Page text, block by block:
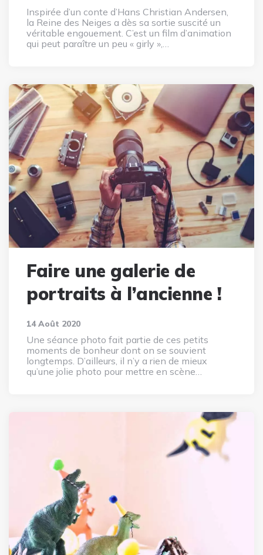
Inspirée d’un conte d’Hans Christian Andersen,
la Reine des Neiges a dès sa sortie suscité un
véritable engouement. C’est un film d’animation
qui peut paraître un peu « girly »,…
Faire une galerie de
portraits à l’ancienne !
14 Août 2020
Une séance photo fait partie de ces petits
moments de bonheur dont on se souvient
longtemps. D’ailleurs, il n’y a rien de mieux
qu’une jolie photo pour mettre en scène…